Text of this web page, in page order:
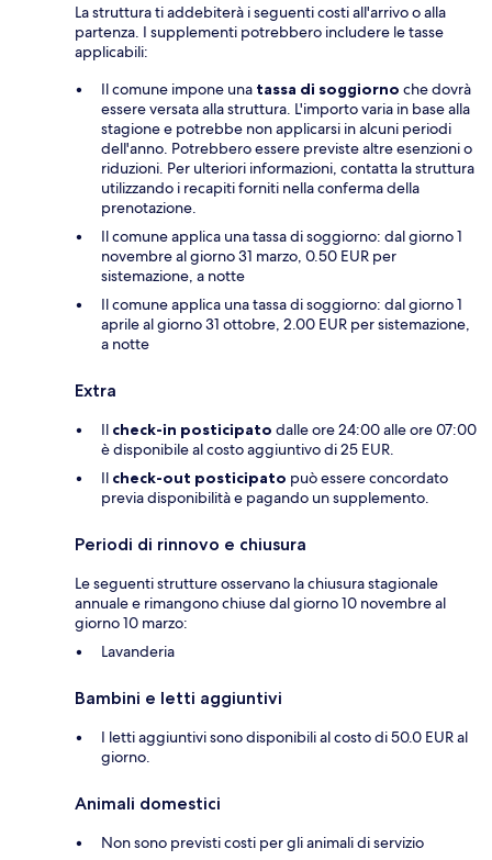
La struttura ti addebiterà i seguenti costi all'arrivo o alla
partenza. I supplementi potrebbero includere le tasse
applicabili:
Il comune impone una tassa di soggiorno che dovrà
essere versata alla struttura. L'importo varia in base alla
stagione e potrebbe non applicarsi in alcuni periodi
dell'anno. Potrebbero essere previste altre esenzioni o
riduzioni. Per ulteriori informazioni, contatta la struttura
utilizzando i recapiti forniti nella conferma della
prenotazione.
Il comune applica una tassa di soggiorno: dal giorno 1
novembre al giorno 31 marzo, 0.50 EUR per
sistemazione, a notte
Il comune applica una tassa di soggiorno: dal giorno 1
aprile al giorno 31 ottobre, 2.00 EUR per sistemazione,
a notte
Extra
Il check-in posticipato dalle ore 24:00 alle ore 07:00
è disponibile al costo aggiuntivo di 25 EUR.
Il check-out posticipato può essere concordato
previa disponibilità e pagando un supplemento.
Periodi di rinnovo e chiusura
Le seguenti strutture osservano la chiusura stagionale
annuale e rimangono chiuse dal giorno 10 novembre al
giorno 10 marzo:
Lavanderia
Bambini e letti aggiuntivi
I letti aggiuntivi sono disponibili al costo di 50.0 EUR al
giorno.
Animali domestici
Non sono previsti costi per gli animali di servizio